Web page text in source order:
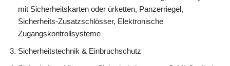
mit Sicherheitskarten oder ürketten, Panzerriegel,
Sicherheits-Zusatzschlösser, Elektronische
Zugangskontrollsysteme
Sicherheitstechnik & Einbruchschutz